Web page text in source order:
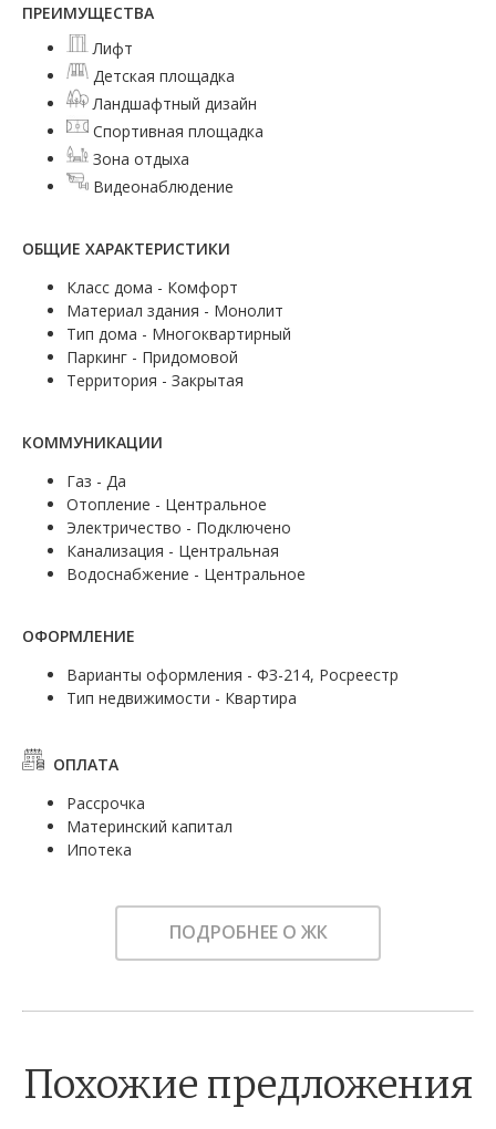
ПРЕИМУЩЕСТВА
Лифт
Детская площадка
Ландшафтный дизайн
Спортивная площадка
Зона отдыха
Видеонаблюдение
ОБЩИЕ ХАРАКТЕРИСТИКИ
Класс дома - Комфорт
Материал здания - Монолит
Тип дома - Многоквартирный
Паркинг - Придомовой
Территория - Закрытая
КОММУНИКАЦИИ
Газ - Да
Отопление - Центральное
Электричество - Подключено
Канализация - Центральная
Водоснабжение - Центральное
ОФОРМЛЕНИЕ
Варианты оформления - ФЗ-214, Росреестр
Тип недвижимости - Квартира
ОПЛАТА
Рассрочка
Материнский капитал
Ипотека
ПОДРОБНЕЕ О ЖК
Похожие предложения